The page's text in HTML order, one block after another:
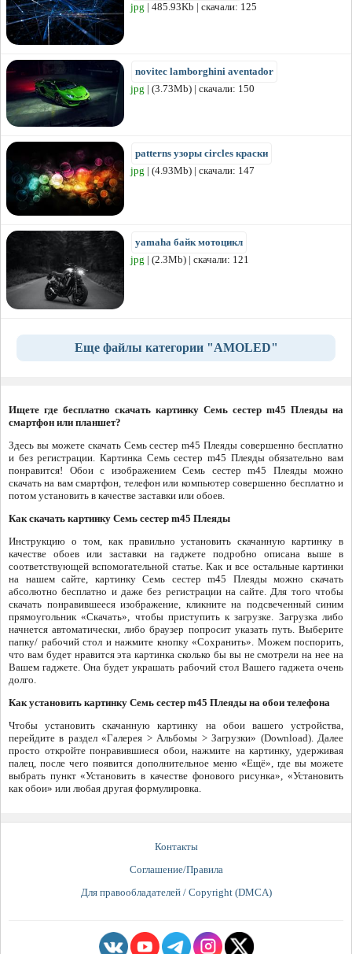
jpg | 485.93Kb | скачали: 125
novitec lamborghini aventador
jpg | (3.73Mb) | скачали: 150
patterns узоры circles краски
jpg | (4.93Mb) | скачали: 147
yamaha байк мотоцикл
jpg | (2.3Mb) | скачали: 121
Еще файлы категории "AMOLED"
Ищете где бесплатно скачать картинку Семь сестер m45 Плеяды на
смартфон или планшет?
Здесь вы можете скачать Семь сестер m45 Плеяды совершенно бесплатно
и без регистрации. Картинка Семь сестер m45 Плеяды обязательно вам
понравится! Обои с изображением Семь сестер m45 Плеяды можно
скачать на вам смартфон, телефон или компьютер совершенно бесплатно и
потом установить в качестве заставки или обоев.
Как скачать картинку Семь сестер m45 Плеяды
Инструкцию о том, как правильно установить скачанную картинку в
качестве обоев или заставки на гаджете подробно описана выше в
соответствующей вспомогательной статье. Как и все остальные картинки
на нашем сайте, картинку Семь сестер m45 Плеяды можно скачать
абсолютно бесплатно и даже без регистрации на сайте. Для того чтобы
скачать понравившееся изображение, кликните на подсвеченный синим
прямоугольник «Скачать», чтобы приступить к загрузке. Загрузка либо
начнется автоматически, либо браузер попросит указать путь. Выберите
папку/ рабочий стол и нажмите кнопку «Сохранить». Можем поспорить,
что вам будет нравится эта картинка сколько бы вы не смотрели на нее на
Вашем гаджете. Она будет украшать рабочий стол Вашего гаджета очень
долго.
Как установить картинку Семь сестер m45 Плеяды на обои телефона
Чтобы установить скачанную картинку на обои вашего устройства,
перейдите в раздел «Галерея > Альбомы > Загрузки» (Download). Далее
просто откройте понравившиеся обои, нажмите на картинку, удерживая
палец, после чего появится дополнительное меню «Ещё», где вы можете
выбрать пункт «Установить в качестве фонового рисунка», «Установить
как обои» или любая другая формулировка.
Контакты
Соглашение/Правила
Для правообладателей / Copyright (DMCA)